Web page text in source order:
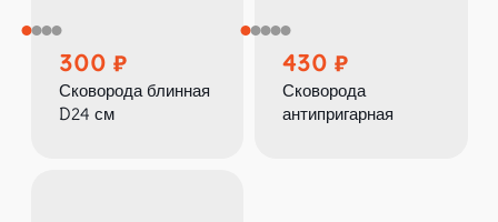
300
Сковорода блинная
D24 см
430
Сковорода
антипригарная